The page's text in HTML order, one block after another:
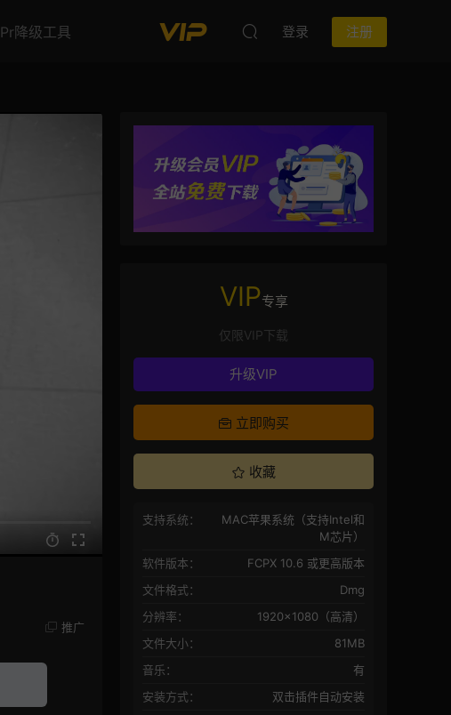
Pr降级工具 登录 注册
推广
VIP专享
仅限VIP下载
升级VIP
立即购买
收藏
支持系统：
MAC苹果系统（支持Intel和
M芯片）
软件版本：
FCPX 10.6 或更高版本
文件格式：
Dmg
分辨率：
1920×1080（高清）
文件大小：
81MB
音乐：
有
安装方式：
双击插件自动安装